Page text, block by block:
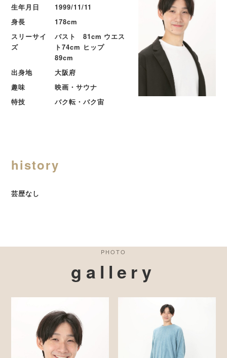
生年月日
1999/11/11
身長
178cm
スリーサイ
ズ
バスト 81cm ウエス
ト74cm ヒップ
89cm
出身地
大阪府
趣味
映画・サウナ
特技
バク転・バク宙
history
芸歴なし
PHOTO
gallery